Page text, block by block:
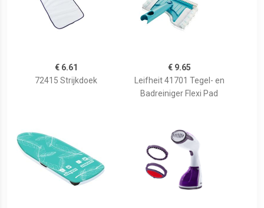
€ 6.61
72415 Strijkdoek
€ 9.65
Leifheit 41701 Tegel- en
Badreiniger Flexi Pad